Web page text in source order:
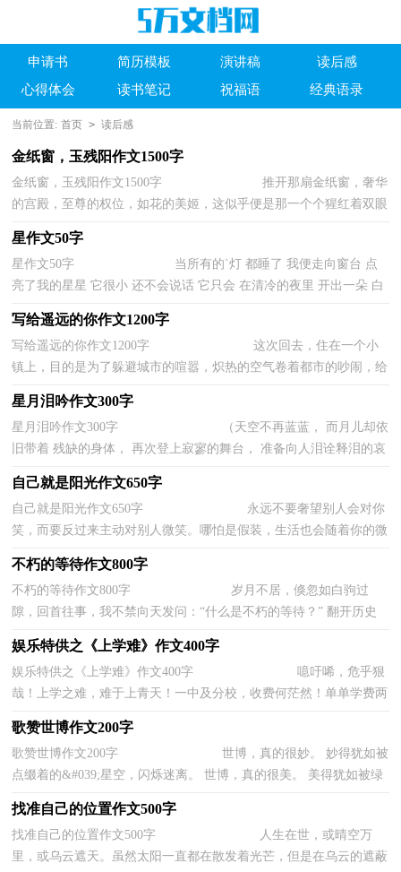
申请书 简历模板 演讲稿
读后感
心得体会
读书笔记 祝福语 经典语录
当前位置: 首页 > 读后感
金纸窗，玉残阳作文1500字
金纸窗，玉残阳作文1500字 推开那扇金纸窗，奢华
的宫殿，至尊的权位，如花的美姬，这似乎便是那一个个猩红着双眼
星作文50字
星作文50字 当所有的`灯 都睡了 我便走向窗台 点
亮了我的星星 它很小 还不会说话 它只会 在清冷的夜里 开出一朵 白
写给遥远的你作文1200字
写给遥远的你作文1200字 这次回去，住在一个小
镇上，目的是为了躲避城市的喧嚣，炽热的空气卷着都市的吵闹，给
星月泪吟作文300字
星月泪吟作文300字 （天空不再蓝蓝， 而月儿却依
旧带着 残缺的身体， 再次登上寂寥的舞台， 准备向人泪诠释泪的哀
自己就是阳光作文650字
自己就是阳光作文650字 永远不要奢望别人会对你
笑，而要反过来主动对别人微笑。哪怕是假装，生活也会随着你的微
不朽的等待作文800字
不朽的等待作文800字 岁月不居，倏忽如白驹过
隙，回首往事，我不禁向天发问：“什么是不朽的等待？” 翻开历史
娱乐特供之《上学难》作文400字
娱乐特供之《上学难》作文400字 噫吁唏，危乎狠
哉！上学之难，难于上青天！一中及分校，收费何茫然！单单学费两
歌赞世博作文200字
歌赞世博作文200字 世博，真的很妙。 妙得犹如被
点缀着的&#039;星空，闪烁迷离。 世博，真的很美。 美得犹如被绿
找准自己的位置作文500字
找准自己的位置作文500字 人生在世，或晴空万
里，或乌云遮天。虽然太阳一直都在散发着光芒，但是在乌云的遮蔽